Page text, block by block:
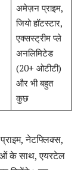
अमेज़न प्राइम,
जियो हॉटस्टार,
एक्सस्ट्रीम प्ले
अनलिमिटेड
(20+ ओटीटी)
और भी बहुत
कुछ
नेटफ्लिक्स,
के साथ, एयरटेल